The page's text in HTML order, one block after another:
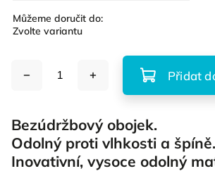
Můžeme doručit do:
Zvolte variantu
Přidat
Bezúdržbový obojek.
Odolný proti vlhkosti a špíně.
Inovativní, vysoce odolný